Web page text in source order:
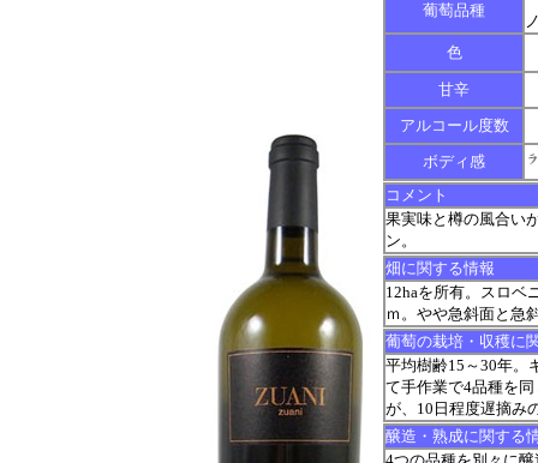
葡萄品種
色
甘辛
アルコール度数
ボディ感
コメント
果実味と樽の風合い
ン。
畑に関する情報
12haを所有。スロベ
ｍ。やや急斜面と急
葡萄の栽培・収穫に
平均樹齢15～30年。
て手作業で4品種を
が、10日程度遅摘み
醸造・熟成に関する